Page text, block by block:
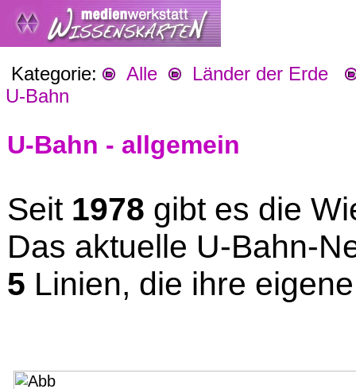
Kategorie: Alle
Länder der Erde
U-Bahn
U-Bahn - allgemein
Seit 1978 gibt es die
Das aktuelle U-Bahn-
5 Linien, die ihre